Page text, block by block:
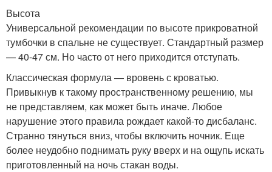
Высота
Универсальной рекомендации по высоте прикроватной
тумбочки в спальне не существует. Стандартный размер
— 40-47 см. Но часто от него приходится отступать.
Классическая формула — вровень с кроватью.
Привыкнув к такому пространственному решению, мы
не представляем, как может быть иначе. Любое
нарушение этого правила рождает какой-то дисбаланс.
Странно тянуться вниз, чтобы включить ночник. Еще
более неудобно поднимать руку вверх и на ощупь искать
приготовленный на ночь стакан воды.